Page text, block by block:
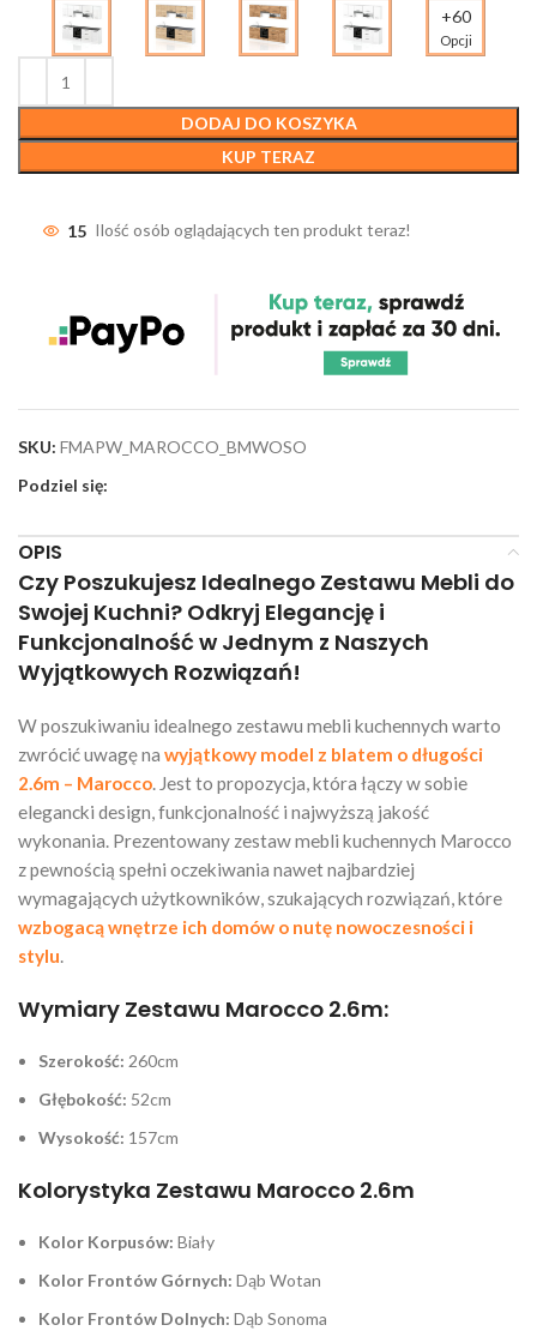
+60
Opcji
DODAJ DO KOSZYKA
KUP TERAZ
15 Ilość osób oglądających ten produkt teraz!
SKU: FMAPW_MAROCCO_BMWOSO
Podziel się:
OPIS
Czy Poszukujesz Idealnego Zestawu Mebli do
Swojej Kuchni? Odkryj Elegancję i
Funkcjonalność w Jednym z Naszych
Wyjątkowych Rozwiązań!
W poszukiwaniu idealnego zestawu mebli kuchennych warto
zwrócić uwagę na wyjątkowy model z blatem o długości
2.6m – Marocco. Jest to propozycja, która łączy w sobie
elegancki design, funkcjonalność i najwyższą jakość
wykonania. Prezentowany zestaw mebli kuchennych Marocco
z pewnością spełni oczekiwania nawet najbardziej
wymagających użytkowników, szukających rozwiązań, które
wzbogacą wnętrze ich domów o nutę nowoczesności i
stylu.
Wymiary Zestawu Marocco 2.6m:
Szerokość: 260cm
Głębokość: 52cm
Wysokość: 157cm
Kolorystyka Zestawu Marocco 2.6m
Kolor Korpusów: Biały
Kolor Frontów Górnych: Dąb Wotan
Kolor Frontów Dolnych: Dąb Sonoma